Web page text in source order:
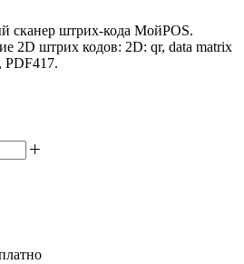
cканер штрих-кода МойPOS.
2D штрих кодов: 2D: qr, data matrix
PDF417.